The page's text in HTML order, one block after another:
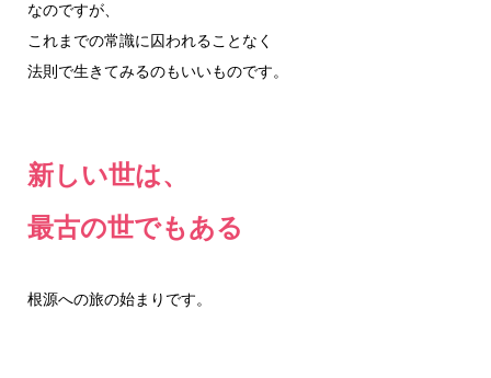
なのですが、
これまでの常識に囚われることなく
法則で生きてみるのもいいものです。
新しい世は、
最古の世でもある
根源への旅の始まりです。